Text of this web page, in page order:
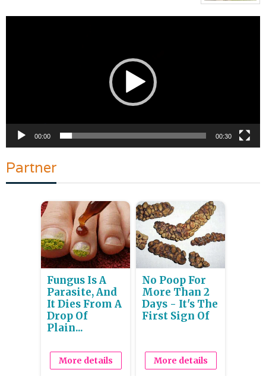
00:00 00:30
Partner
Fungus Is A
Parasite, And
It Dies From A
Drop Of
Plain...
More details
No Poop For
More Than 2
Days - It's The
First Sign Of
More details